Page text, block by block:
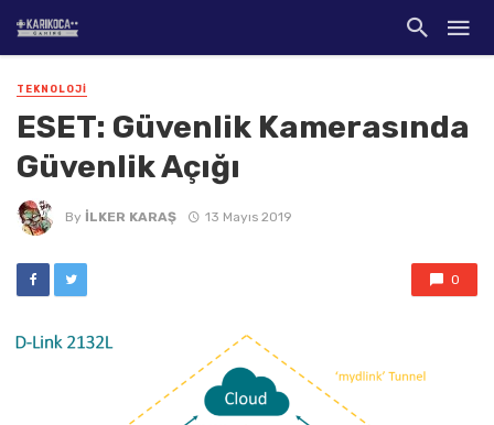
TEKNOLOJI
ESET: Güvenlik Kamerasında
Güvenlik Açığı
By İLKER KARAŞ 13 Mayıs 2019
0